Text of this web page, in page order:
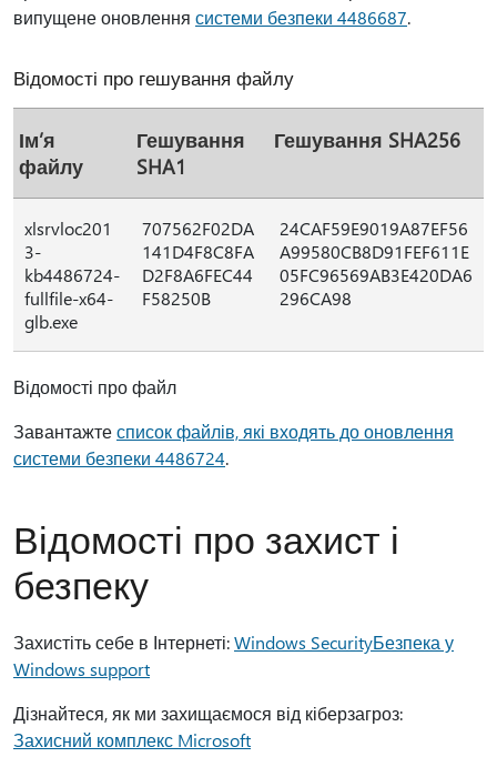
випущене оновлення системи безпеки 4486687.
Відомості про гешування файлу
Ім’я
файлу
Гешування
SHA1
Гешування SHA256
xlsrvloc201
3-
kb4486724-
fullfile-x64-
glb.exe
707562F02DA
141D4F8C8FA
D2F8A6FEC44
F58250B
24CAF59E9019A87EF56
A99580CB8D91FEF611E
05FC96569AB3E420DA6
296CA98
Відомості про файл
Завантажтесписок файлів, які входять до оновлення
системи безпеки 4486724.
Відомості про захист і
безпеку
Захистіть себе в Інтернеті:Windows SecurityБезпека у
Windows support
Дізнайтеся, як ми захищаємося від кіберзагроз:
Захисний комплекс Microsoft